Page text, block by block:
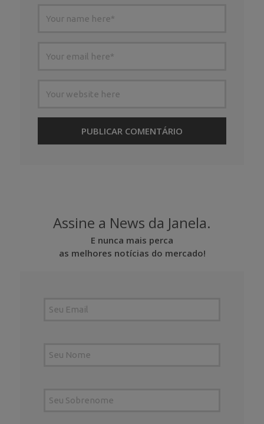
Assine a News da Janela.
E nunca mais perca
as melhores notícias do mercado!